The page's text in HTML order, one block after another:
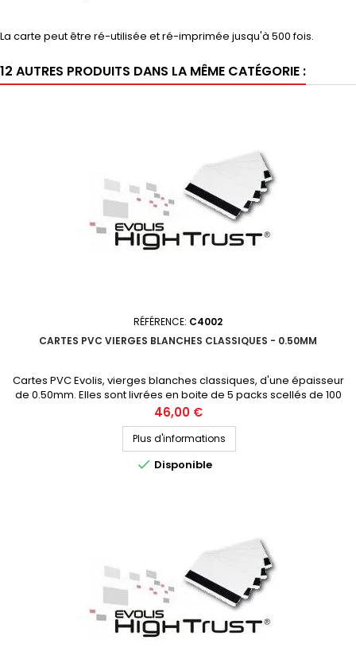
La carte peut être ré-utilisée et ré-imprimée jusqu'à 500 fois.
12 AUTRES PRODUITS DANS LA MÊME CATÉGORIE :
RÉFÉRENCE: C4002
CARTES PVC VIERGES BLANCHES CLASSIQUES - 0.50MM
Cartes PVC Evolis, vierges blanches classiques, d'une épaisseur
de 0.50mm. Elles sont livrées en boite de 5 packs scellés de 100
cartes. Demandez votre devis personnalisé
Prix
46,00 €
Plus d'informations
 Disponible